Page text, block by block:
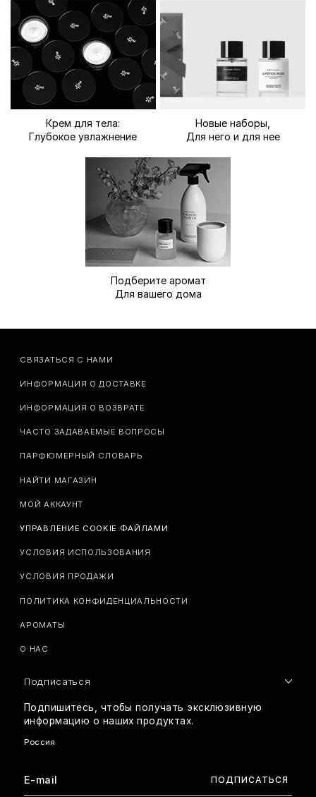
Крем для тела:
Глубокое увлажнение
Новые наборы,
Для него и для нее
Подберите аромат
Для вашего дома
СВЯЗАТЬСЯ С НАМИ
ИНФОРМАЦИЯ О ДОСТАВКЕ
ИНФОРМАЦИЯ О ВОЗВРАТЕ
ЧАСТО ЗАДАВАЕМЫЕ ВОПРОСЫ
ПАРФЮМЕРНЫЙ СЛОВАРЬ
НАЙТИ МАГАЗИН
МОЙ АККАУНТ
УПРАВЛЕНИЕ COOKIE ФАЙЛАМИ
УСЛОВИЯ ИСПОЛЬЗОВАНИЯ
УСЛОВИЯ ПРОДАЖИ
ПОЛИТИКА КОНФИДЕНЦИАЛЬНОСТИ
АРОМАТЫ
О НАС
Подписаться
Подпишитесь, чтобы получать эксклюзивную
информацию о наших продуктах.